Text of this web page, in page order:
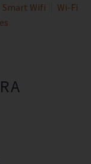
Smart Wifi
Wi-Fi